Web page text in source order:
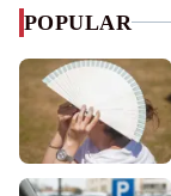
POPULAR